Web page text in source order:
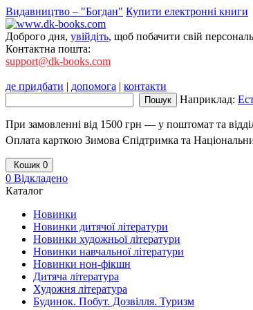
Видавництво – "Богдан" Купити електронні книги
Доброго дня, увійдіть, щоб побачити свій
Контактна пошта:
support@dk-books.com
де придбати | допомога | контакти
Наприклад:
При замовленні від 1500 грн — у поштомат та
Оплата карткою Зимова Єпідтримка та
Кошик 0
0 Відкладено
Каталог
Новинки
Новинки дитячої літератури
Новинки художньої літератури
Новинки навчальної літератури
Новинки нон-фікшн
Дитяча література
Художня література
Будинок. Побут. Дозвілля. Туризм